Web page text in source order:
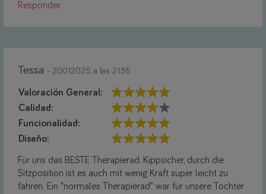
Responder
Tessa - 20.01.2025 a las 21:36
Valoración General:
Calidad:
Funcionalidad:
Diseño:
Für uns das BESTE Therapierad. Kippsicher, durch die
Sitzposition ist es auch mit wenig Kraft super leicht zu
fahren. Ein "normales Therapierad" war für unsere Tochter